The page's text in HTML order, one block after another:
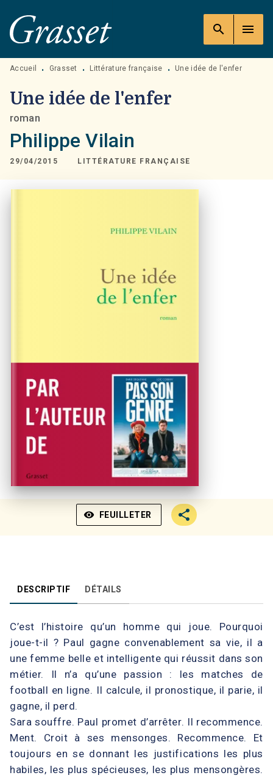
MENU RECHERCHE
PIED DE PAGE
search menu
Accueil • Grasset • Littérature française • Une idée de l'enfer
Une idée de l'enfer
roman
Philippe Vilain
29/04/2015 LITTÉRATURE FRANÇAISE
visibility FEUILLETER
DESCRIPTIF DÉTAILS
C’est l’histoire qu’un homme qui joue. Pourquoi
joue-t-il ? Paul gagne convenablement sa vie, il a
une femme belle et intelligente qui réussit dans son
métier. Il n’a qu’une passion : les matches de
football en ligne. Il calcule, il pronostique, il parie, il
gagne, il perd.
Sara souffre. Paul promet d’arrêter. Il recommence.
Ment. Croit à ses mensonges. Recommence. Et
toujours en se donnant les justifications les plus
habiles, les plus spécieuses, les plus mensongères.